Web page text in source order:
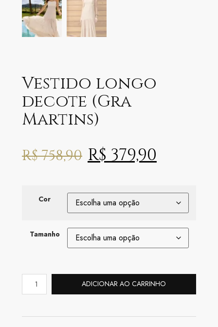
Vestido longo
decote (Gra
Martins)
R$758,90 R$379,90
Cor
Tamanho
ADICIONAR AO CARRINHO